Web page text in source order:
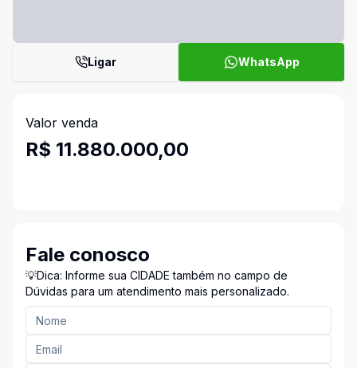
Ligar WhatsApp
Valor venda
R$ 11.880.000,00
Fale conosco
💡Dica: Informe sua CIDADE também no campo de
Dúvidas para um atendimento mais personalizado.